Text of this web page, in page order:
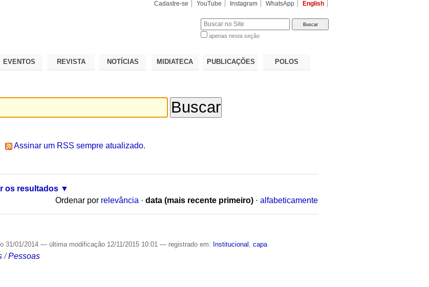
Cadastre-se YouTube Instagram WhatsApp English
apenas nesta seção
EVENTOS REVISTA NOTÍCIAS MIDIATECA PUBLICAÇÕES POLOS
Assinar um RSS sempre atualizado.
os resultados
Ordenar por relevância · data (mais recente primeiro) · alfabeticamente
31/01/2014— última modificação 12/11/2015 10:01— registrado em: Institucional ,capa
/Pessoas